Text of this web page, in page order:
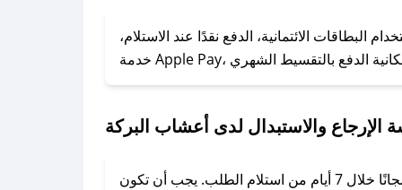
على كوبونات وخصومات حصرية، قم بما يلي:
- اضغط على أيقونة متابعة لمتجر أعشاب البركة في تطبيق صحصح.
- تابع حسابنا الرسمي على تويتر وقم بتفعيل زر التنبيهات.
الائتمانية، الدفع نقدًا عند الاستلام،
الإرجاع والاستبدال لدى أعشاب البركة
يحرص أعشاب البركة على توفير تجربة تسوق آمنة ومريحة لعملائه، حيث يمكنك استرجاع أو استبدال المنتجات مجانًا خلال 7 أيام من استلام الطلب. يجب أن تكون